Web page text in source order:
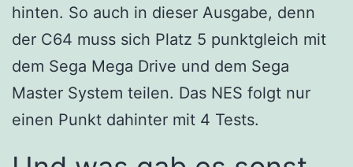
hinten. So auch in dieser Ausgabe, denn
der C64 muss sich Platz 5 punktgleich mit
dem Sega Mega Drive und dem Sega
Master System teilen. Das NES folgt nur
einen Punkt dahinter mit 4 Tests.